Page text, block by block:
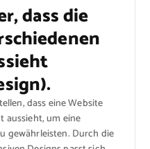
dass die
dass eine Website
aussieht, um eine
gewährleisten. Durch die